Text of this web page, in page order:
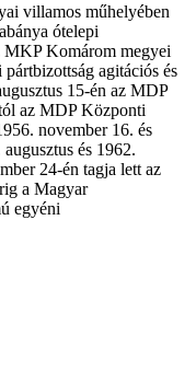
villamos műhelyében
ótelepi
MKP Komárom megyei
agitációs és
15-én az MDP
az MDP Központi
november 16. és
és 1962.
24-én tagja lett az
a Magyar
egyéni